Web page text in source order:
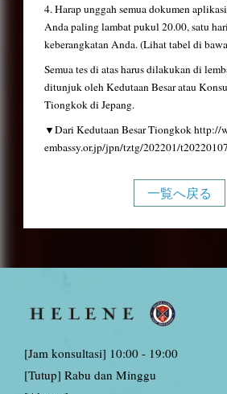
4. Harap unggah semua dokumen
Anda paling lambat pukul 20.00, satu
keberangkatan Anda. (Lihat tabel di
Semua tes di atas harus dilakukan di
ditunjuk oleh Kedutaan Besar atau
Tiongkok di Jepang.
▼Dari Kedutaan Besar Tiongkok http://
embassy.or.jp/jpn/tztg/202201/
一覧へ戻る
[Jam konsultasi] 10:00 - 19:00
[Tutup] Rabu dan Minggu